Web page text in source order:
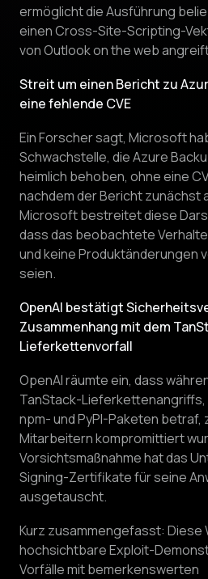
ermöglicht die Ausführung
einen Cross-Site-Scripting-
von Outlook on the web
Streit um einen Bericht zu
eine fehlende CVE
Ein Forscher sagt, Microsoft
Schwachstelle, die Azure
heimlich behoben, ohne eine
nachdem der Bericht zunächst
Microsoft bestreitet diese
dass das beobachtete
und keine Produktänderungen
seien.
OpenAI bestätigt
Zusammenhang mit dem
Lieferkettenvorfall
OpenAI räumte ein, dass
TanStack-Lieferkettenangriffs,
npm- und PyPI-Paketen betraf,
Mitarbeitern kompromittiert
Vorsichtsmaßnahme hat das
Signing-Zertifikate für seine
ausgetauscht.
Kurz zusammengefasst: Diese
hochsichtbare Exploit-
Vorfälle mit bemerkenswerten